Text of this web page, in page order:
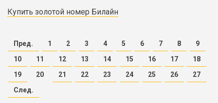
Купить золотой номер Билайн
Пред. 1 2 3 4 5 6 7 8
9
10
11 12 13 14 15 16 17
18
19
20 21 22 23 24 25 26
27
След.